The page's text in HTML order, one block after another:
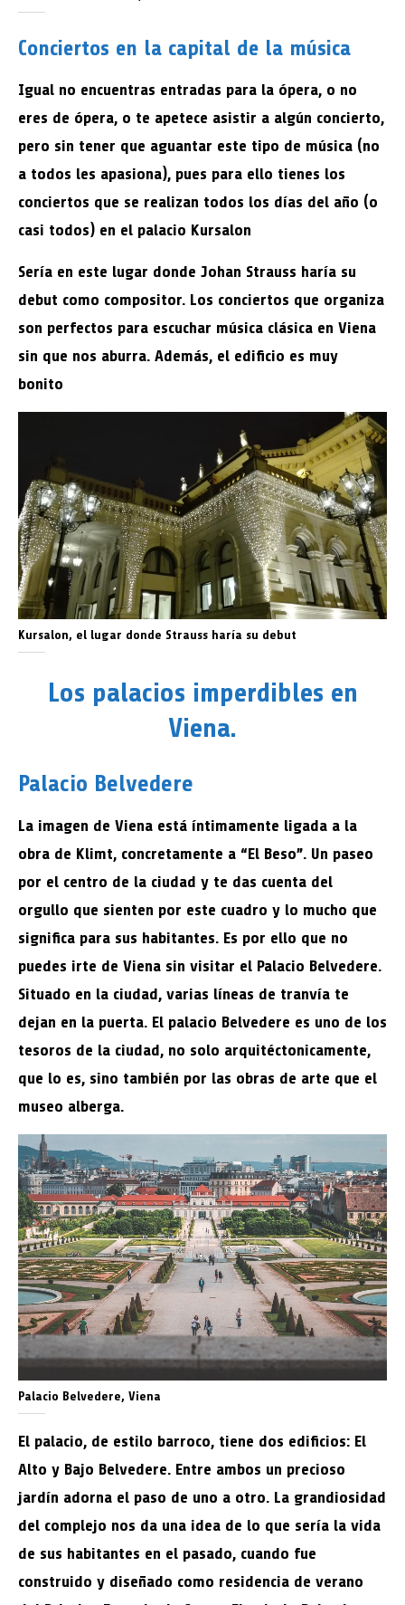
Conciertos en la capital de la música
Igual no encuentras entradas para la ópera, o no
eres de ópera, o te apetece asistir a algún concierto,
pero sin tener que aguantar este tipo de música (no
a todos les apasiona), pues para ello tienes los
conciertos que se realizan todos los días del año (o
casi todos) en el palacio Kursalon
Sería en este lugar donde Johan Strauss haría su
debut como compositor. Los conciertos que organiza
son perfectos para escuchar música clásica en Viena
sin que nos aburra. Además, el edificio es muy
bonito
Kursalon, el lugar donde Strauss haría su debut
Los palacios imperdibles en
Viena.
Palacio Belvedere
La imagen de Viena está íntimamente ligada a la
obra de Klimt, concretamente a “El Beso”. Un paseo
por el centro de la ciudad y te das cuenta del
orgullo que sienten por este cuadro y lo mucho que
significa para sus habitantes. Es por ello que no
puedes irte de Viena sin visitar el Palacio Belvedere.
Situado en la ciudad, varias líneas de tranvía te
dejan en la puerta. El palacio Belvedere es uno de los
tesoros de la ciudad, no solo arquitéctonicamente,
que lo es, sino también por las obras de arte que el
museo alberga.
Palacio Belvedere, Viena
El palacio, de estilo barroco, tiene dos edificios: El
Alto y Bajo Belvedere. Entre ambos un precioso
jardín adorna el paso de uno a otro. La grandiosidad
del complejo nos da una idea de lo que sería la vida
de sus habitantes en el pasado, cuando fue
construido y diseñado como residencia de verano